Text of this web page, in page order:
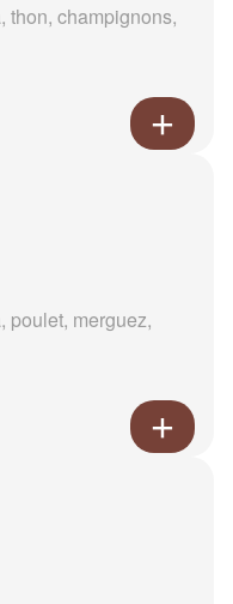
thon, champignons,
poulet, merguez,